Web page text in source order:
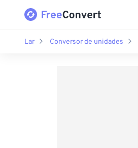
Lar Conversor de unidades